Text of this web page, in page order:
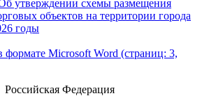
утверждении схемы размещения
объектов на территории города
годы
формате Microsoft Word (страниц: 3,
Российская Федерация